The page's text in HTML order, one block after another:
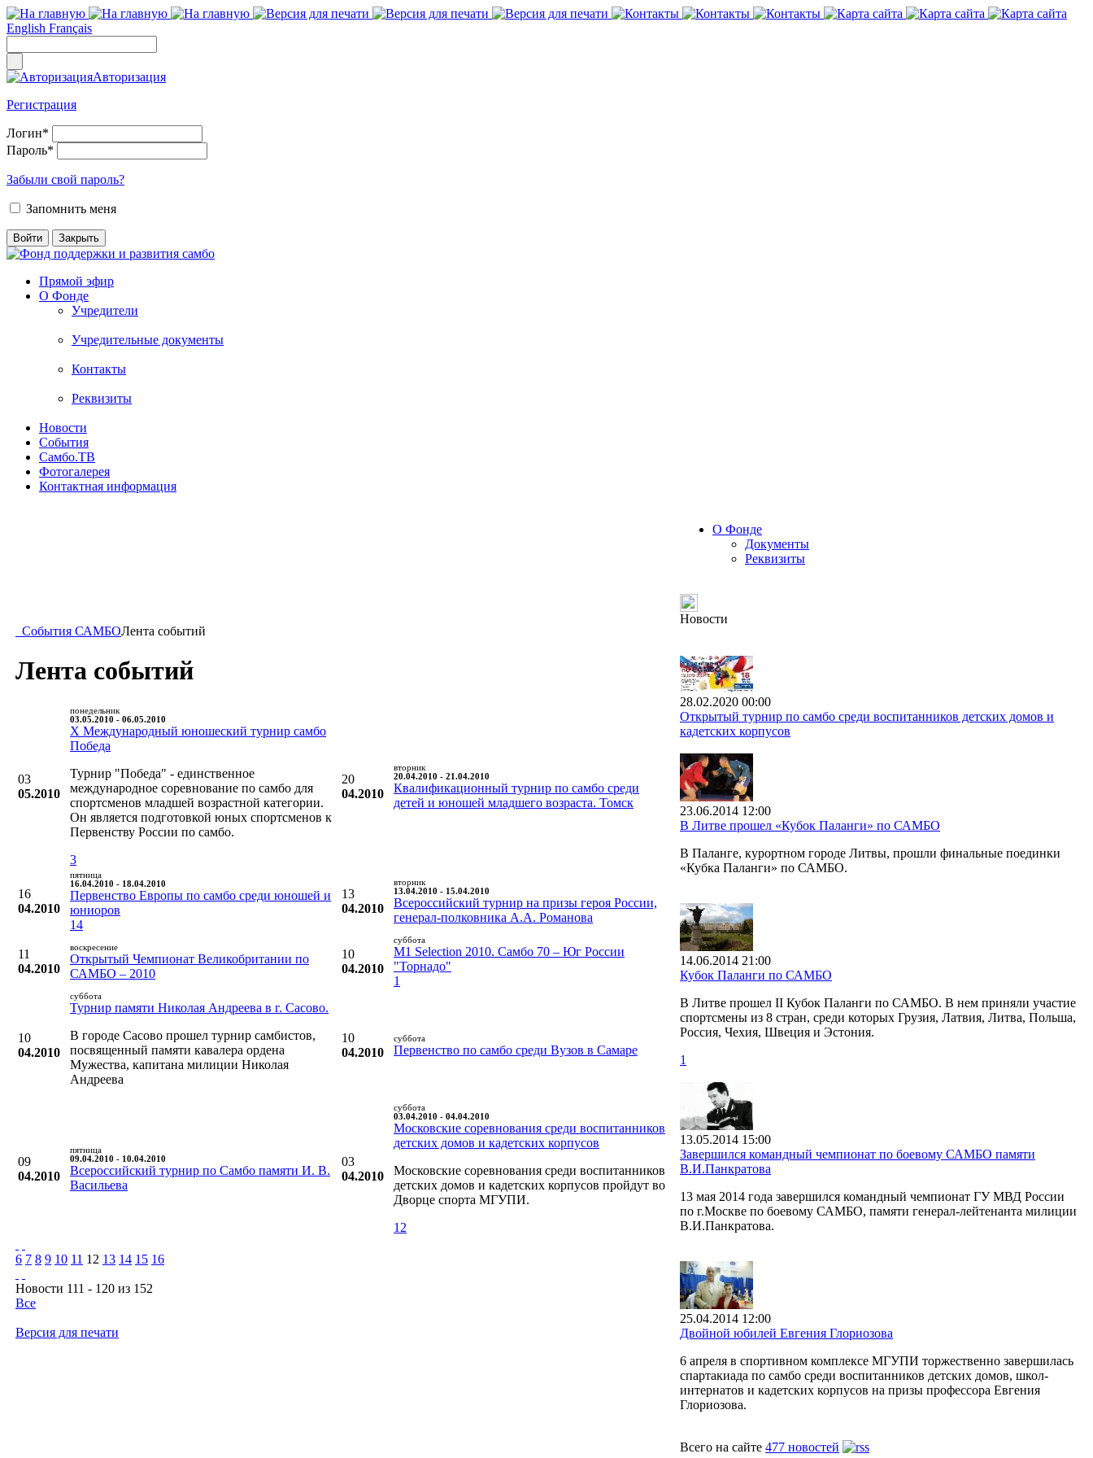
English Français
Авторизация
Регистрация
Логин*
Пароль*
Забыли свой пароль?
Запомнить меня
Прямой эфир
О Фонде
Учредители
Учредительные документы
Контакты
Реквизиты
Новости
События
Самбо.ТВ
Фотогалерея
Контактная информация
События САМБОЛента событий
Лента событий
03
05.2010
понедельник
03.05.2010 - 06.05.2010
X Международный юношеский турнир самбо
Победа
Турнир "Победа" - единственное
международное соревнование по самбо для
спортсменов младшей возрастной категории.
Он является подготовкой юных спортсменов к
Первенству России по самбо.
3
20
04.2010
вторник
20.04.2010 - 21.04.2010
Квалификационный турнир по самбо среди
детей и юношей младшего возраста. Томск
16
04.2010
пятница
16.04.2010 - 18.04.2010
Первенство Европы по самбо среди юношей и
юниоров
14
13
04.2010
вторник
13.04.2010 - 15.04.2010
Всероссийский турнир на призы героя России,
генерал-полковника А.А. Романова
11
04.2010
воскресение
Открытый Чемпионат Великобритании по
САМБО – 2010
10
04.2010
суббота
M1 Selection 2010. Самбо 70 – Юг России
"Торнадо"
1
10
04.2010
суббота
Турнир памяти Николая Андреева в г. Сасово.
В городе Сасово прошел турнир самбистов,
посвященный памяти кавалера ордена
Мужества, капитана милиции Николая
Андреева
10
04.2010
суббота
Первенство по самбо среди Вузов в Самаре
09
04.2010
пятница
09.04.2010 - 10.04.2010
Всероссийский турнир по Самбо памяти И. В.
Васильева
03
04.2010
суббота
03.04.2010 - 04.04.2010
Московские соревнования среди воспитанников
детских домов и кадетских корпусов
Московские соревнования среди воспитанников
детских домов и кадетских корпусов пройдут во
Дворце спорта МГУПИ.
12
6 7 8 9 10 11 12 13 14 15 16
Новости 111 - 120 из 152
Все
Версия для печати
О Фонде
Документы
Реквизиты
Новости
28.02.2020 00:00
Открытый турнир по самбо среди воспитанников детских домов и
кадетских корпусов
23.06.2014 12:00
В Литве прошел «Кубок Паланги» по САМБО
В Паланге, курортном городе Литвы, прошли финальные поединки
«Кубка Паланги» по САМБО.
14.06.2014 21:00
Кубок Паланги по САМБО
В Литве прошел II Кубок Паланги по САМБО. В нем приняли участие
спортсмены из 8 стран, среди которых Грузия, Латвия, Литва, Польша,
Россия, Чехия, Швеция и Эстония.
1
13.05.2014 15:00
Завершился командный чемпионат по боевому САМБО памяти
В.И.Панкратова
13 мая 2014 года завершился командный чемпионат ГУ МВД России
по г.Москве по боевому САМБО, памяти генерал-лейтенанта милиции
В.И.Панкратова.
25.04.2014 12:00
Двойной юбилей Евгения Глориозова
6 апреля в спортивном комплексе МГУПИ торжественно завершилась
спартакиада по самбо среди воспитанников детских домов, школ-
интернатов и кадетских корпусов на призы профессора Евгения
Глориозова.
Всего на сайте 477 новостей